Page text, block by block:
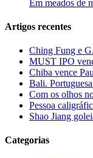
Em meados de
Artigos recentes
Ching Fung e
MUST IPO
Chiba vence
Bali.
Com os olhos
Pessoa
Shao Jiang
Categorias